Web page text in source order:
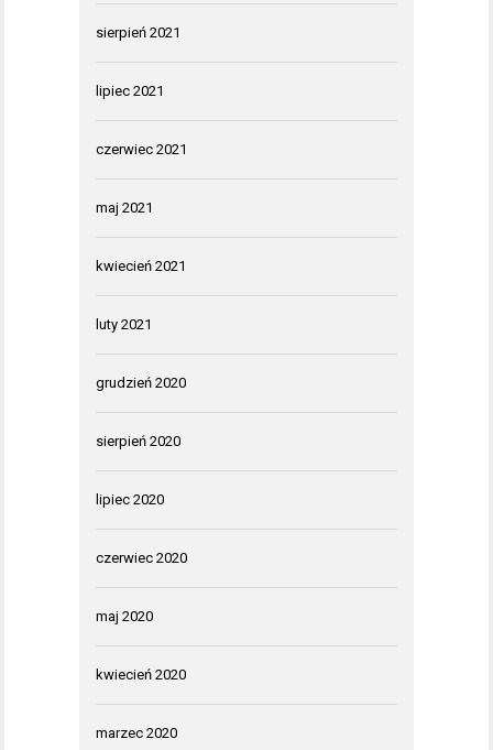
sierpień 2021
lipiec 2021
czerwiec 2021
maj 2021
kwiecień 2021
luty 2021
grudzień 2020
sierpień 2020
lipiec 2020
czerwiec 2020
maj 2020
kwiecień 2020
marzec 2020